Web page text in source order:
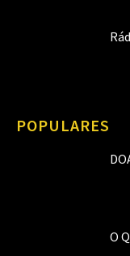
POPULARES
O